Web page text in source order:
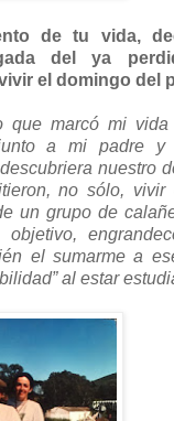
de tu vida,
del ya
el domingo del
que marcó mi vida
a mi padre y
nuestro
no sólo, vivir
un grupo de
el sumarme a
al estar